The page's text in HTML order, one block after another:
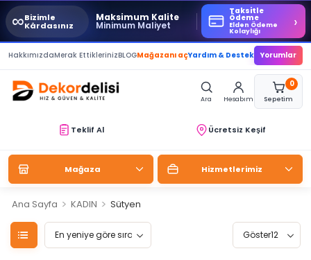
∞Bizimle
Kârdasınız
Maksimum Kalite
Minimum Maliyet
Taksitle
Ödeme
Elden Ödeme
Kolaylığı
›
HakkımızdaMerak EttiklerinizBLOGMağazanı açYardım & Destek Yorumlar
Ara Hesabım
0
Sepetim
Teklif Al Ücretsiz Keşif
Mağaza Hizmetlerimiz
Ana Sayfa > KADIN > Sütyen